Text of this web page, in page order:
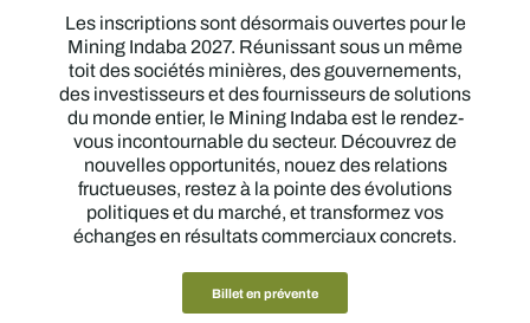
Les inscriptions sont désormais ouvertes pour le
Mining Indaba 2027. Réunissant sous un même
toit des sociétés minières, des gouvernements,
des investisseurs et des fournisseurs de solutions
du monde entier, le Mining Indaba est le rendez-
vous incontournable du secteur. Découvrez de
nouvelles opportunités, nouez des relations
fructueuses, restez à la pointe des évolutions
politiques et du marché, et transformez vos
échanges en résultats commerciaux concrets.
Billet en prévente